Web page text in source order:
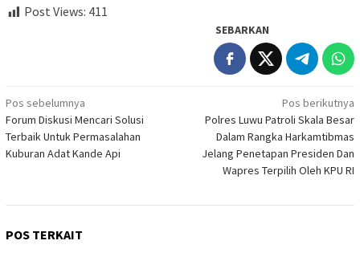
Post Views: 411
SEBARKAN
Navigasi
pos
Pos sebelumnya
Forum Diskusi Mencari Solusi
Terbaik Untuk Permasalahan
Kuburan Adat Kande Api
Pos berikutnya
Polres Luwu Patroli Skala Besar
Dalam Rangka Harkamtibmas
Jelang Penetapan Presiden Dan
Wapres Terpilih Oleh KPU RI
POS TERKAIT